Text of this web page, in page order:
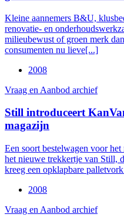
Kleine aannemers B&U,
renovatie- en
milieubewust of groen merk
consumenten nu lieve[...]
2008
Vraag en Aanbod archief
Still introduceert
magazijn
Een soort bestelwagen voor
het nieuwe trekkertje van Still,
kreeg een opklapbare
2008
Vraag en Aanbod archief